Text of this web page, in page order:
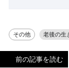
その他 老後の生
前の記事を読む